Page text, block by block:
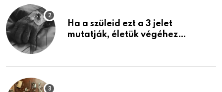
Ha a szüleid ezt a 3 jelet
mutatják, életük végéhez